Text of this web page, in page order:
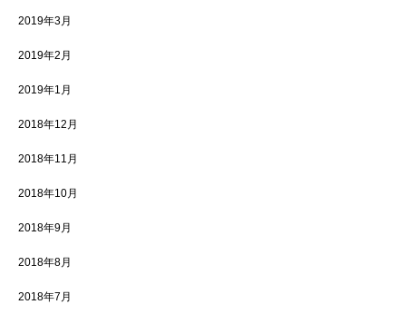
2019年3月
2019年2月
2019年1月
2018年12月
2018年11月
2018年10月
2018年9月
2018年8月
2018年7月